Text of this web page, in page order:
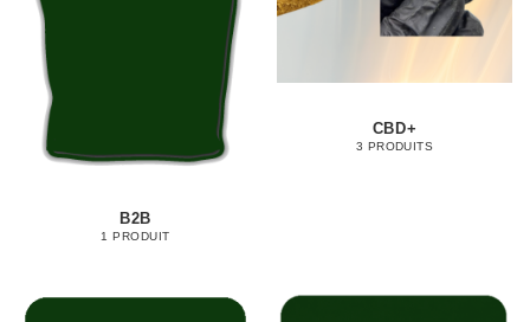
B2B
1 PRODUIT
CBD+
3 PRODUITS